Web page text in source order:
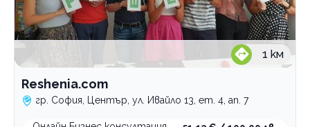
1 км
Reshenia.com
гр. София, Център, ул. Ивайло 13, ет. 4, ап. 7